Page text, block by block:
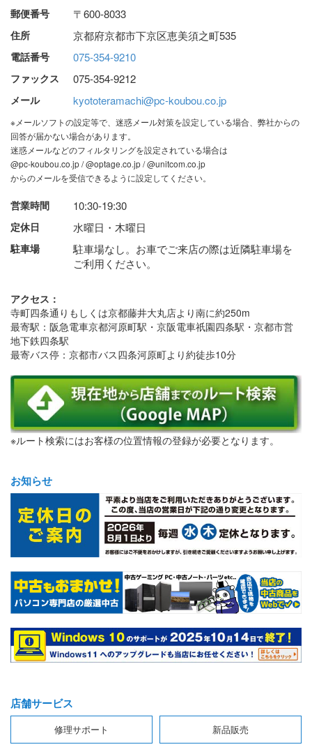
郵便番号 〒600-8033
住所 京都府京都市下京区恵美須之町535
電話番号 075-354-9210
ファックス 075-354-9212
メール kyototeramachi@pc-koubou.co.jp
※メールソフトの設定等で、迷惑メール対策を設定している場合、弊社からの
回答が届かない場合があります。
迷惑メールなどのフィルタリングを設定されている場合は
@pc-koubou.co.jp / @optage.co.jp / @unitcom.co.jp
からのメールを受信できるように設定してください。
営業時間 10:30-19:30
定休日 水曜日・木曜日
駐車場
駐車場なし。お車でご来店の際は近隣駐車場を
ご利用ください。
アクセス：
寺町四条通りもしくは京都藤井大丸店より南に約250m
最寄駅：阪急電車京都河原町駅・京阪電車祇園四条駅・京都市営
地下鉄四条駅
最寄バス停：京都市バス四条河原町より約徒歩10分
※ルート検索にはお客様の位置情報の登録が必要となります。
お知らせ
店舗サービス
修理サポート 新品販売